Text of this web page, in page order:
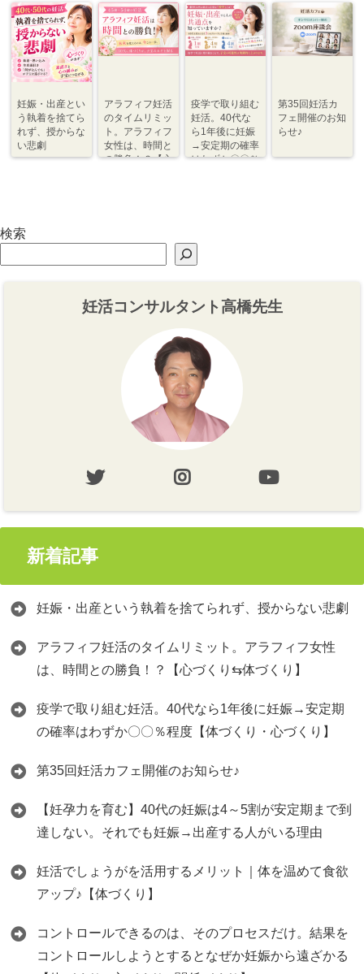
妊娠・出産とい
う執着を捨てら
れず、授からな
い悲劇
アラフィフ妊活
のタイムリミッ
ト。アラフィフ
女性は、時間と
の勝負！？【心
疫学で取り組む
妊活。40代な
ら1年後に妊娠
→安定期の確率
はわずか〇〇％
第35回妊活カ
フェ開催のお知
らせ♪
検索
妊活コンサルタント高橋先生
新着記事
妊娠・出産という執着を捨てられず、授からない悲劇
アラフィフ妊活のタイムリミット。アラフィフ女性
は、時間との勝負！？【心づくり⇆体づくり】
疫学で取り組む妊活。40代なら1年後に妊娠→安定期
の確率はわずか〇〇％程度【体づくり・心づくり】
第35回妊活カフェ開催のお知らせ♪
【妊孕力を育む】40代の妊娠は4～5割が安定期まで到
達しない。それでも妊娠→出産する人がいる理由
妊活でしょうがを活用するメリット｜体を温めて食欲
アップ♪【体づくり】
コントロールできるのは、そのプロセスだけ。結果を
コントロールしようとするとなぜか妊娠から遠ざかる